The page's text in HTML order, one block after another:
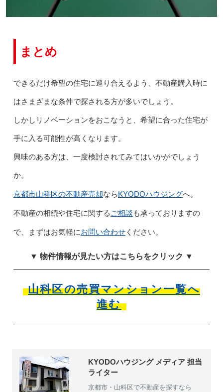
まとめ
できるだけ希望の住宅に巡り合えるよう、不動産購入時に
はさまざまな条件で探される方が多いでしょう。
しかしリノベーションをおこなうと、希望に合った住宅が
手に入る可能性が高くなります。
興味のある方は、一度検討されてみてはいかがでしょう
か。
京都市山科区の不動産売却なら KYODOハウジングへ。
不動産の相続や住宅に関する ご相談 も承っておりますの
で、まずはお気軽にお問い合わせください。
▼ 物件情報が見たい方はこちらをクリック ▼
山科区の売買マンション一覧へ
進む
KYODOハウジング メディア 担当
ライター
京都市・山科区で不動産を探すなら